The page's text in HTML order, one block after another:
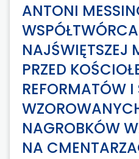
ANTONI
NAJŚWIĘTSZEJ
PRZED
REFORMATÓW I
NAGROBKÓW
NA